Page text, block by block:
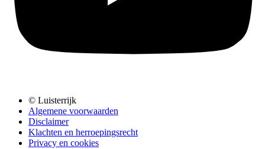
© Luisterrijk
Algemene voorwaarden
Disclaimer
Klachten en herroepingsrecht
Privacy en cookies